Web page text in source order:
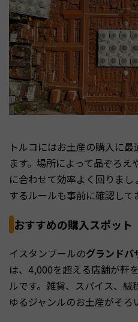
トルコにはお土産の購入に
ます。場所によって品ぞろ
に合わせて効率よく回りま
するルールも事前に確認して
おすすめの購入スポット
イスタンブールのグランドバ
は、4,000を超える店舗が軒
ルです。雑貨、スパイス、絨
ゆるジャンルのお土産がそろ